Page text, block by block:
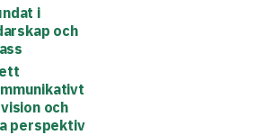
i
och
och
perspektiv